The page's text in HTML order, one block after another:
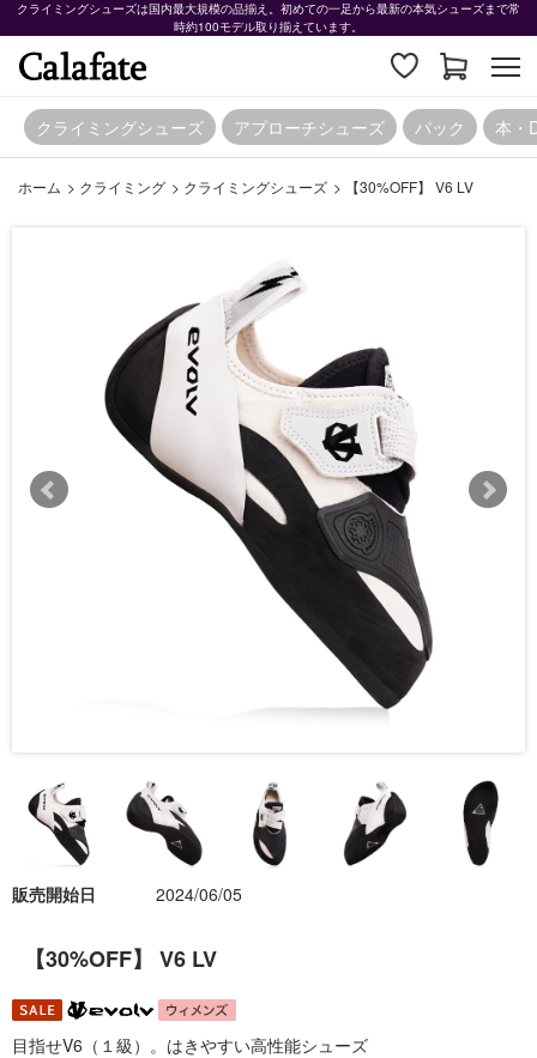
クライミングシューズは国内最大規模の品揃え。初めての一足から最新の本気シューズまで常
時約100モデル取り揃えています。
クライミングシューズ アプローチシューズ パック 本・
ホーム > クライミング > クライミングシューズ > 【30%OFF】 V6 LV
【30%OFF】 V6 LV
目指せV6（１級）。はきやすい高性能シューズ
販売開始日 2024/06/05